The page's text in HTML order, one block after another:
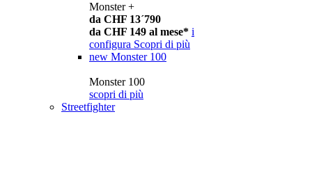
Monster +
da CHF 13´790
da CHF 149 al mese* i
configura Scopri di più
new Monster 100
Monster 100
scopri di più
Streetfighter